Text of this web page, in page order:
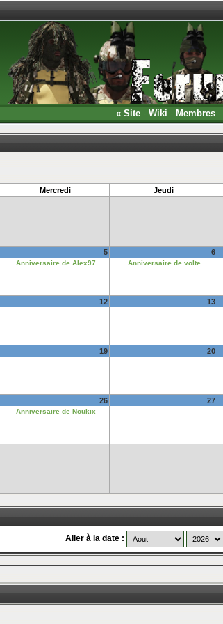
« Site - Wiki - Membres -
Mercredi Jeudi
5
Anniversaire de Alex97
6
Anniversaire de volte
12 13
19 20
26
Anniversaire de Noukix
27
Aller à la date :